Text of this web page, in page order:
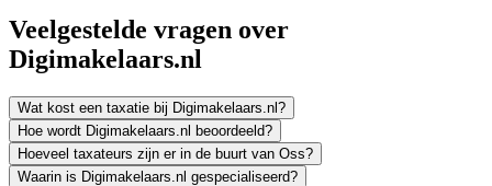
Veelgestelde vragen over
Digimakelaars.nl
Wat kost een taxatie bij Digimakelaars.nl?
Hoe wordt Digimakelaars.nl beoordeeld?
Hoeveel taxateurs zijn er in de buurt van Oss?
Waarin is Digimakelaars.nl gespecialiseerd?